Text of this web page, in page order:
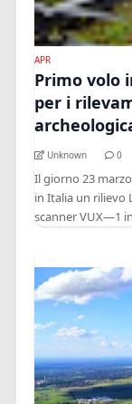
APR
Primo volo
per i
Unknown 0
Il giorno 23
in Italia un rilievo
scanner VUX—1